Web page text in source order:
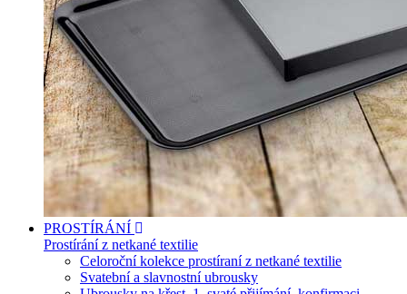
PROSTÍRÁNÍ
Prostírání z netkané textilie
Celoroční kolekce prostíraní z netkané textilie
Svatební a slavnostní ubrousky